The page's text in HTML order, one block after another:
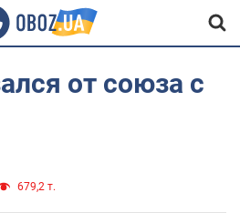
от союза с
679,2 т.